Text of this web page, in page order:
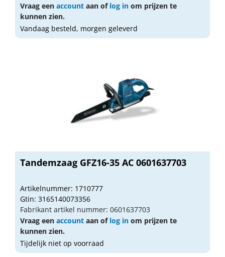
Vraag een account aan of log in om prijzen te
kunnen zien.
Vandaag besteld, morgen geleverd
Tandemzaag GFZ16-35 AC 0601637703
Artikelnummer: 1710777
Gtin: 3165140073356
Fabrikant artikel nummer: 0601637703
Vraag een account aan of log in om prijzen te
kunnen zien.
Tijdelijk niet op voorraad